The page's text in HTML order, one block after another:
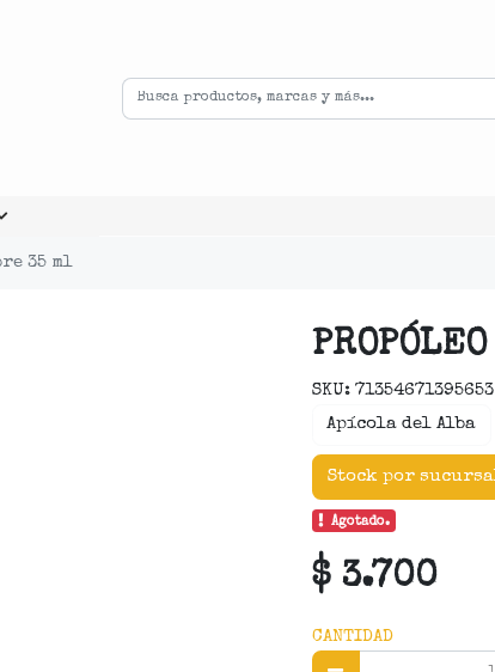
35 ml
SKU: 71354671395653
Apícola del Alba
Stock por
Agotado.
$ 3.700
CANTIDAD